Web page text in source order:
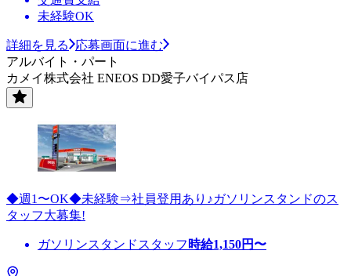
未経験OK
詳細を見る
応募画面に進む
アルバイト・パート
カメイ株式会社 ENEOS DD愛子バイパス店
◆週1〜OK◆未経験⇒社員登用あり♪ガソリンスタンドのス
タッフ大募集!
ガソリンスタンドスタッフ 時給1,150円〜